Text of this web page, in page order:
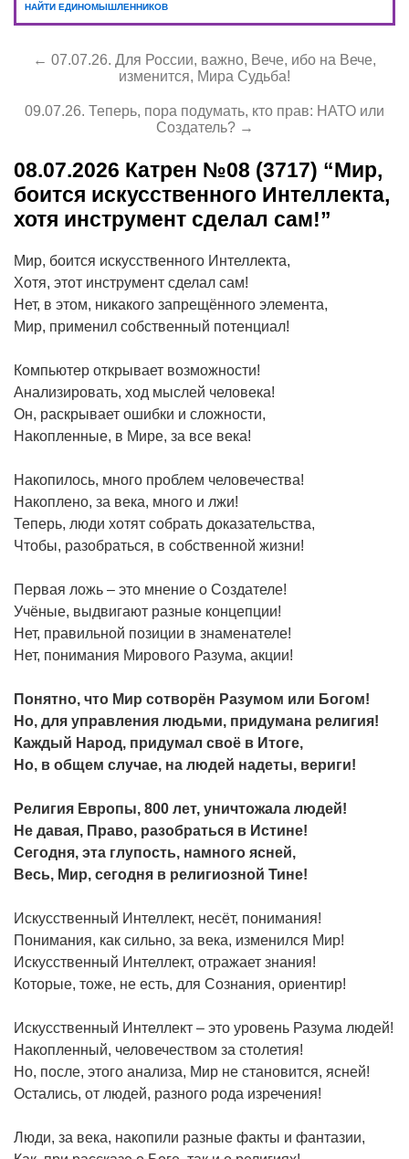
НАЙТИ ЕДИНОМЫШЛЕННИКОВ
← 07.07.26. Для России, важно, Вече, ибо на Вече,
изменится, Мира Судьба!
09.07.26. Теперь, пора подумать, кто прав: НАТО или
Создатель? →
08.07.2026 Катрен №08 (3717) “Мир,
боится искусственного Интеллекта,
хотя инструмент сделал сам!”
Мир, боится искусственного Интеллекта,
Хотя, этот инструмент сделал сам!
Нет, в этом, никакого запрещённого элемента,
Мир, применил собственный потенциал!
Компьютер открывает возможности!
Анализировать, ход мыслей человека!
Он, раскрывает ошибки и сложности,
Накопленные, в Мире, за все века!
Накопилось, много проблем человечества!
Накоплено, за века, много и лжи!
Теперь, люди хотят собрать доказательства,
Чтобы, разобраться, в собственной жизни!
Первая ложь – это мнение о Создателе!
Учёные, выдвигают разные концепции!
Нет, правильной позиции в знаменателе!
Нет, понимания Мирового Разума, акции!
Понятно, что Мир сотворён Разумом или Богом!
Но, для управления людьми, придумана религия!
Каждый Народ, придумал своё в Итоге,
Но, в общем случае, на людей надеты, вериги!
Религия Европы, 800 лет, уничтожала людей!
Не давая, Право, разобраться в Истине!
Сегодня, эта глупость, намного ясней,
Весь, Мир, сегодня в религиозной Тине!
Искусственный Интеллект, несёт, понимания!
Понимания, как сильно, за века, изменился Мир!
Искусственный Интеллект, отражает знания!
Которые, тоже, не есть, для Сознания, ориентир!
Искусственный Интеллект – это уровень Разума людей!
Накопленный, человечеством за столетия!
Но, после, этого анализа, Мир не становится, ясней!
Остались, от людей, разного рода изречения!
Люди, за века, накопили разные факты и фантазии,